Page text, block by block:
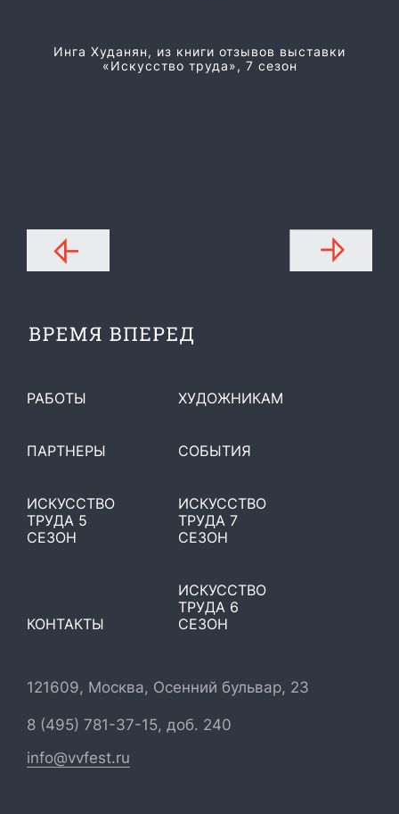
Инга Худанян, из книги отзывов выставки
«Искусство труда», 7 сезон
121609, Москва, Осенний бульвар, 23
8 (495) 781-37-15, доб. 240
info@vvfest.ru
РАБОТЫ ХУДОЖНИКАМ
ПАРТНЕРЫ СОБЫТИЯ
КОНТАКТЫ
ИСКУССТВО
ТРУДА 5
СЕЗОН
ИСКУССТВО
ТРУДА 6
СЕЗОН
ИСКУССТВО
ТРУДА 7
СЕЗОН